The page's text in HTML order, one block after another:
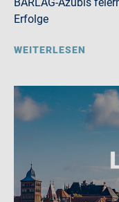
Erfolge
WEITERLESEN